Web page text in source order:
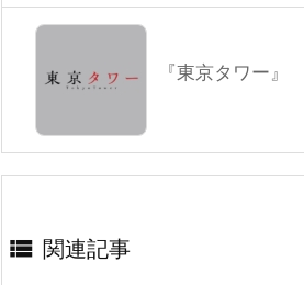
『東京タワー』
 関連記事